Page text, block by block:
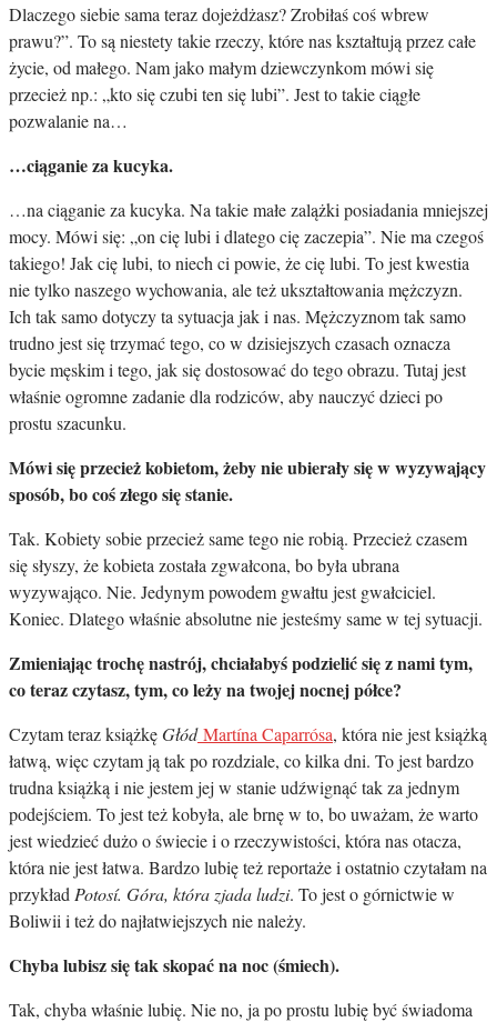
Dlaczego siebie sama teraz dojeżdżasz? Zrobiłaś coś wbrew
prawu?”. To są niestety takie rzeczy, które nas kształtują przez całe
życie, od małego. Nam jako małym dziewczynkom mówi się
przecież np.: „kto się czubi ten się lubi”. Jest to takie ciągłe
pozwalanie na…
…ciąganie za kucyka.
…na ciąganie za kucyka. Na takie małe zalążki posiadania mniejszej
mocy. Mówi się: „on cię lubi i dlatego cię zaczepia”. Nie ma czegoś
takiego! Jak cię lubi, to niech ci powie, że cię lubi. To jest kwestia
nie tylko naszego wychowania, ale też ukształtowania mężczyzn.
Ich tak samo dotyczy ta sytuacja jak i nas. Mężczyznom tak samo
trudno jest się trzymać tego, co w dzisiejszych czasach oznacza
bycie męskim i tego, jak się dostosować do tego obrazu. Tutaj jest
właśnie ogromne zadanie dla rodziców, aby nauczyć dzieci po
prostu szacunku.
Mówi się przecież kobietom, żeby nie ubierały się w wyzywający
sposób, bo coś złego się stanie.
Tak. Kobiety sobie przecież same tego nie robią. Przecież czasem
się słyszy, że kobieta została zgwałcona, bo była ubrana
wyzywająco. Nie. Jedynym powodem gwałtu jest gwałciciel.
Koniec. Dlatego właśnie absolutne nie jesteśmy same w tej sytuacji.
Zmieniając trochę nastrój, chciałabyś podzielić się z nami tym,
co teraz czytasz, tym, co leży na twojej nocnej półce?
Czytam teraz książkęGłód Martína Caparrósa, która nie jest książką
łatwą, więc czytam ją tak po rozdziale, co kilka dni. To jest bardzo
trudna książką i nie jestem jej w stanie udźwignąć tak za jednym
podejściem. To jest też kobyła, ale brnę w to, bo uważam, że warto
jest wiedzieć dużo o świecie i o rzeczywistości, która nas otacza,
która nie jest łatwa. Bardzo lubię też reportaże i ostatnio czytałam na
przykład Potosí. Góra, która zjada ludzi. To jest o górnictwie w
Boliwii i też do najłatwiejszych nie należy.
Chyba lubisz się tak skopać na noc (śmiech).
Tak, chyba właśnie lubię. Nie no, ja po prostu lubię być świadoma